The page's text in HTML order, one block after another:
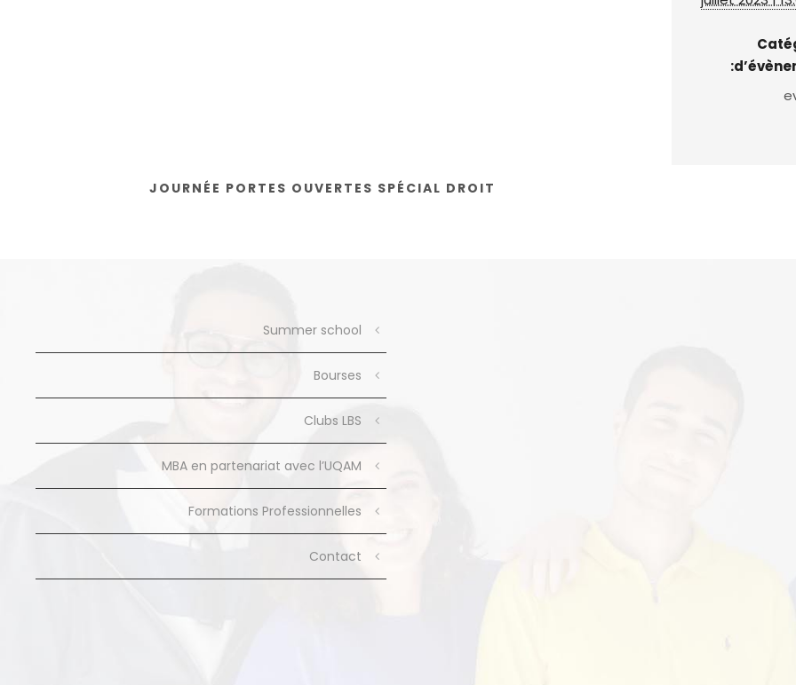
JOURNÉE PORTES OUVERTES SPÉCIAL DROIT
Summer school
Bourses
Clubs LBS
MBA en partenariat avec l’UQAM
Formations Professionnelles
Contact